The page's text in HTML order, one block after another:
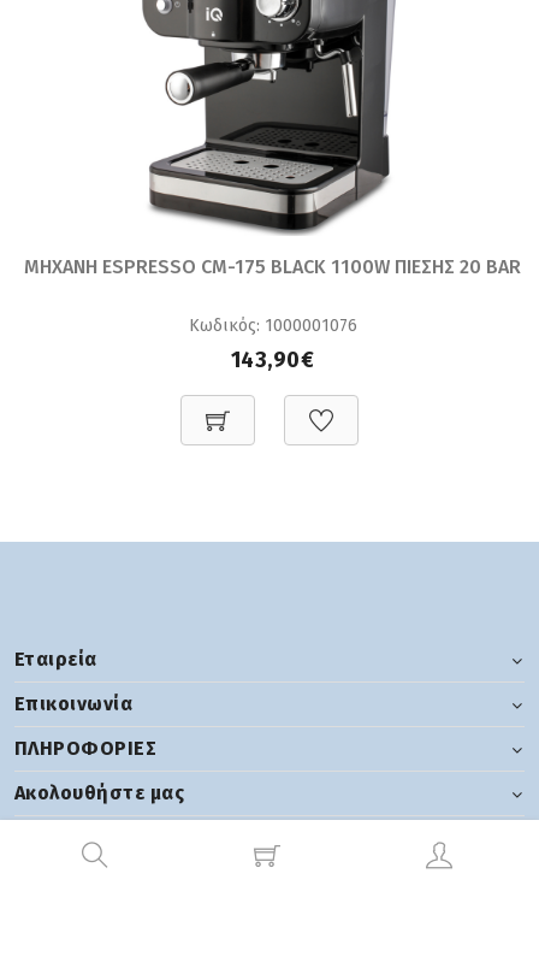
ΜΗΧΑΝΗ ESPRESSO CM-175 BLACK 1100W ΠΙΕΣΗΣ 20 BAR
Κωδικός: 1000001076
143,90€
Εταιρεία
Επικοινωνία
ΠΛΗΡΟΦΟΡΙΕΣ
Ακολουθήστε μας